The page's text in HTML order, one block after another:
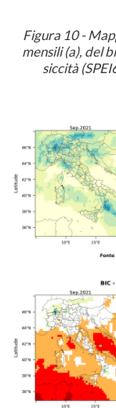
Figura 10 -
mensili (a), del
siccità